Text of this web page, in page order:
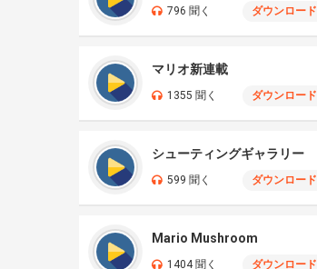
796 聞く ダウンロード
マリオ新連載
1355 聞く ダウンロード
シューティングギャラリー
599 聞く ダウンロード
Mario Mushroom
1404 聞く ダウンロード